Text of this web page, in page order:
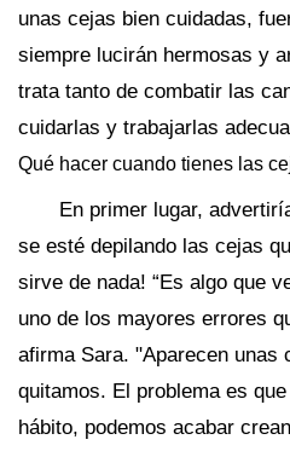
unas cejas bien cuidadas,
siempre lucirán hermosas y
trata tanto de combatir las
cuidarlas y trabajarlas
Qué hacer cuando tienes las
En primer lugar,
se esté depilando las cejas
sirve de nada! “Es algo que
uno de los mayores errores
afirma Sara. "Aparecen unas
quitamos. El problema es
hábito, podemos acabar